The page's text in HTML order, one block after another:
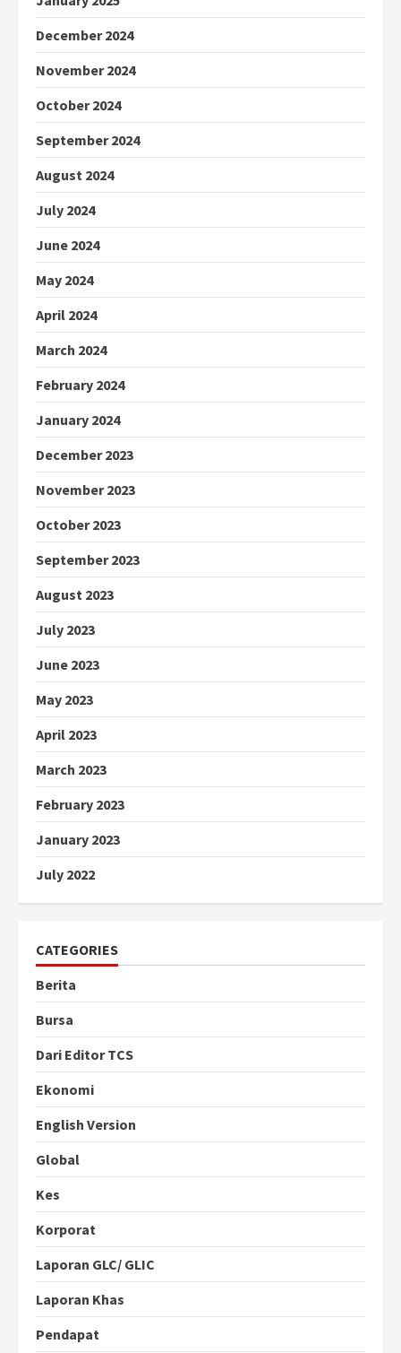
December 2024
November 2024
October 2024
September 2024
August 2024
July 2024
June 2024
May 2024
April 2024
March 2024
February 2024
January 2024
December 2023
November 2023
October 2023
September 2023
August 2023
July 2023
June 2023
May 2023
April 2023
March 2023
February 2023
January 2023
July 2022
CATEGORIES
Berita
Bursa
Dari Editor TCS
Ekonomi
English Version
Global
Kes
Korporat
Laporan GLC/ GLIC
Laporan Khas
Pendapat